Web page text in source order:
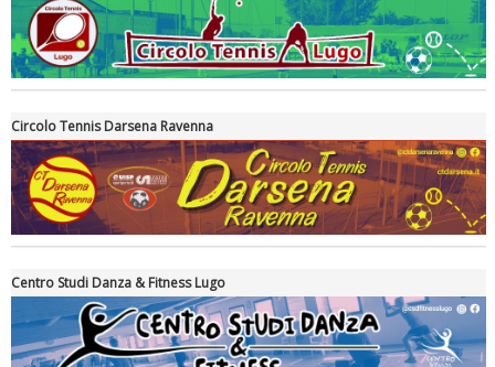
Ddl Lobby, Uisp: “Il Parlamento valorizzi le nostre specificità"
Circolo Tennis Darsena Ravenna
Centro Studi Danza & Fitness Lugo